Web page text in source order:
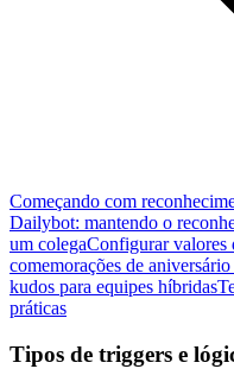
Começando com
Dailybot: mantendo o
um colegaConfigurar valores
comemorações de
kudos para equipes híbridas
práticas
Tipos de triggers e